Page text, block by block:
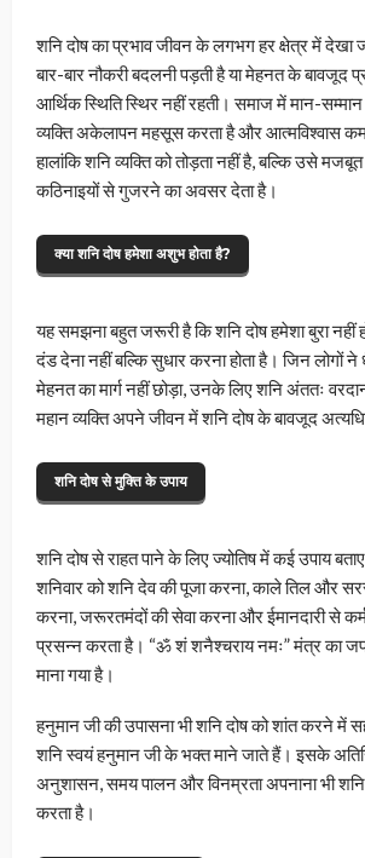
शनि दोष का प्रभाव जीवन के लगभग हर क्षेत्र में देखा
बार-बार नौकरी बदलनी पड़ती है या मेहनत के बावजूद
आर्थिक स्थिति स्थिर नहीं रहती। समाज में मान-
व्यक्ति अकेलापन महसूस करता है और आत्मविश्वास
हालांकि शनि व्यक्ति को तोड़ता नहीं है, बल्कि उसे
कठिनाइयों से गुजरने का अवसर देता है।
क्या शनि दोष हमेशा अशुभ होता है?
यह समझना बहुत जरूरी है कि शनि दोष हमेशा बुरा नहीं
दंड देना नहीं बल्कि सुधार करना होता है। जिन लोगों ने
मेहनत का मार्ग नहीं छोड़ा, उनके लिए शनि अंततः
महान व्यक्ति अपने जीवन में शनि दोष के बावजूद
शनि दोष से मुक्ति के उपाय
शनि दोष से राहत पाने के लिए ज्योतिष में कई उपाय
शनिवार को शनि देव की पूजा करना, काले तिल और
करना, जरूरतमंदों की सेवा करना और ईमानदारी से
प्रसन्न करता है। “ॐ शं शनैश्चराय नमः” मंत्र का जप
माना गया है।
हनुमान जी की उपासना भी शनि दोष को शांत करने में
शनि स्वयं हनुमान जी के भक्त माने जाते हैं। इसके
अनुशासन, समय पालन और विनम्रता अपनाना भी
करता है।